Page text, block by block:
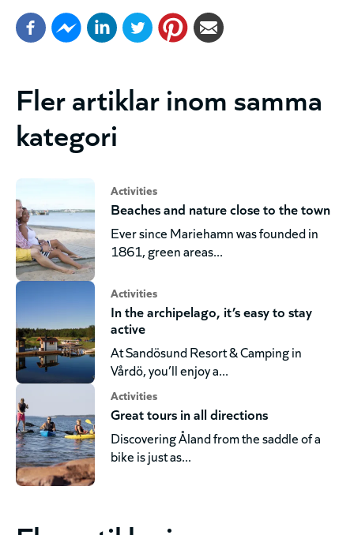
Fler artiklar inom samma
kategori
Activities
Beaches and nature close to the town
Ever since Mariehamn was founded in
1861, green areas...
Activities
In the archipelago, it’s easy to stay
active
At Sandösund Resort & Camping in
Vårdö, you’ll enjoy a...
Activities
Great tours in all directions
Discovering Åland from the saddle of a
bike is just as...